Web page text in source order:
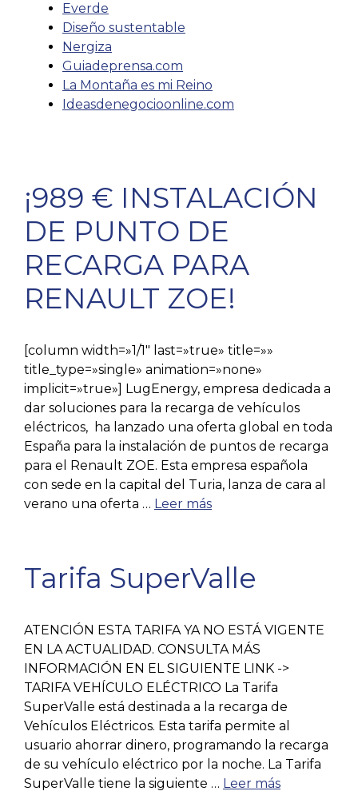
Everde
Diseño sustentable
Nergiza
Guiadeprensa.com
La Montaña es mi Reino
Ideasdenegocioonline.com
¡989 € INSTALACIÓN
DE PUNTO DE
RECARGA PARA
RENAULT ZOE!
[column width=»1/1″ last=»true» title=»»
title_type=»single» animation=»none»
implicit=»true»] LugEnergy, empresa dedicada a
dar soluciones para la recarga de vehículos
eléctricos, ha lanzado una oferta global en toda
España para la instalación de puntos de recarga
para el Renault ZOE. Esta empresa española
con sede en la capital del Turia, lanza de cara al
verano una oferta … Leer más
Tarifa SuperValle
ATENCIÓN ESTA TARIFA YA NO ESTÁ VIGENTE
EN LA ACTUALIDAD. CONSULTA MÁS
INFORMACIÓN EN EL SIGUIENTE LINK ->
TARIFA VEHÍCULO ELÉCTRICO La Tarifa
SuperValle está destinada a la recarga de
Vehículos Eléctricos. Esta tarifa permite al
usuario ahorrar dinero, programando la recarga
de su vehículo eléctrico por la noche. La Tarifa
SuperValle tiene la siguiente … Leer más